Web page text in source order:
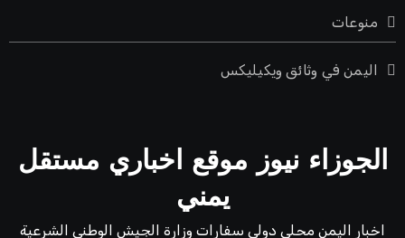
منوعات
اليمن في وثائق ويكيليكس
الجوزاء نيوز موقع اخباري مستقل
يمني
اخبار اليمن محلي دولي سفارات وزارة الجيش الوطني الشرعية